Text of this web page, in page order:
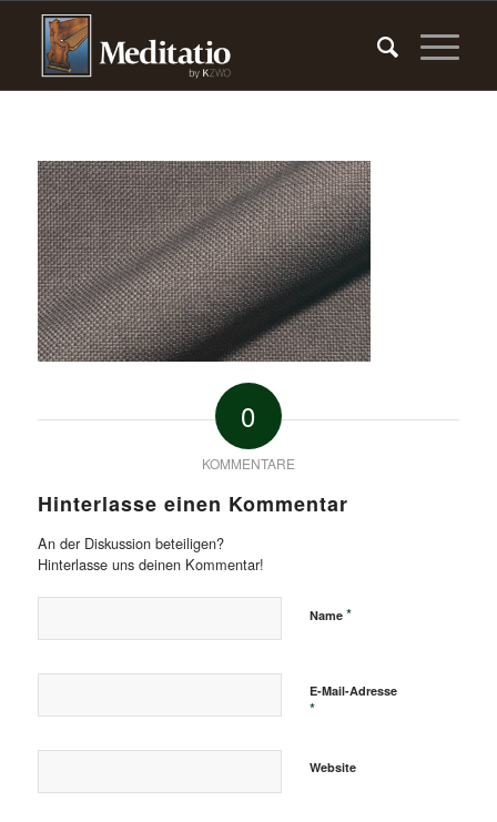
0
KOMMENTARE
Hinterlasse einen Kommentar
An der Diskussion beteiligen?
Hinterlasse uns deinen Kommentar!
Name *
E-Mail-Adresse
*
Website